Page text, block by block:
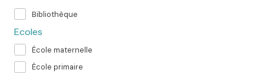
Bibliothèque
Ecoles
École maternelle
École primaire